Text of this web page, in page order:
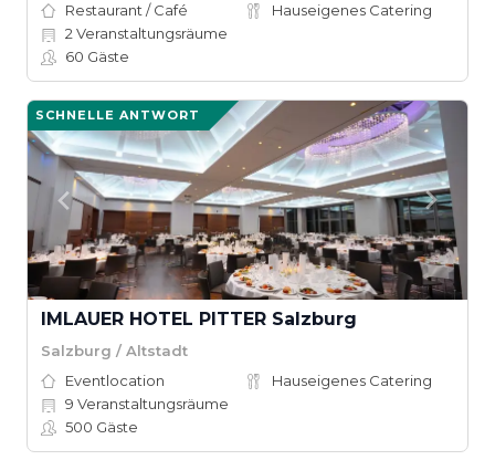
Restaurant / Café
Hauseigenes Catering
2 Veranstaltungsräume
60 Gäste
SCHNELLE ANTWORT
IMLAUER HOTEL PITTER Salzburg
Salzburg / Altstadt
Eventlocation
Hauseigenes Catering
9 Veranstaltungsräume
500 Gäste